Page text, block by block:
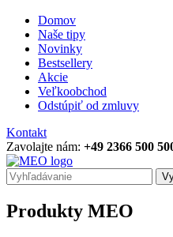
Domov
Naše tipy
Novinky
Bestsellery
Akcie
Veľkoobchod
Odstúpiť od zmluvy
Kontakt
Zavolajte nám: +49 2366 500
Produkty MEO